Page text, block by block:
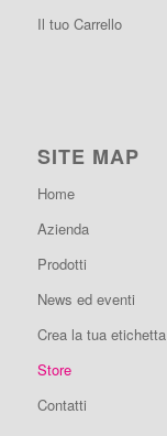
Il tuo Carrello
SITE MAP
Home
Azienda
Prodotti
News ed eventi
Crea la tua etichetta
Store
Contatti